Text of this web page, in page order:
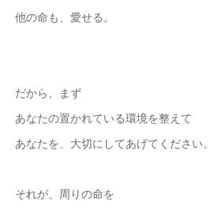
他の命も、愛せる。
だから、まず
あなたの置かれている環境を整えて
あなたを、大切にしてあげてください。
それが、周りの命を